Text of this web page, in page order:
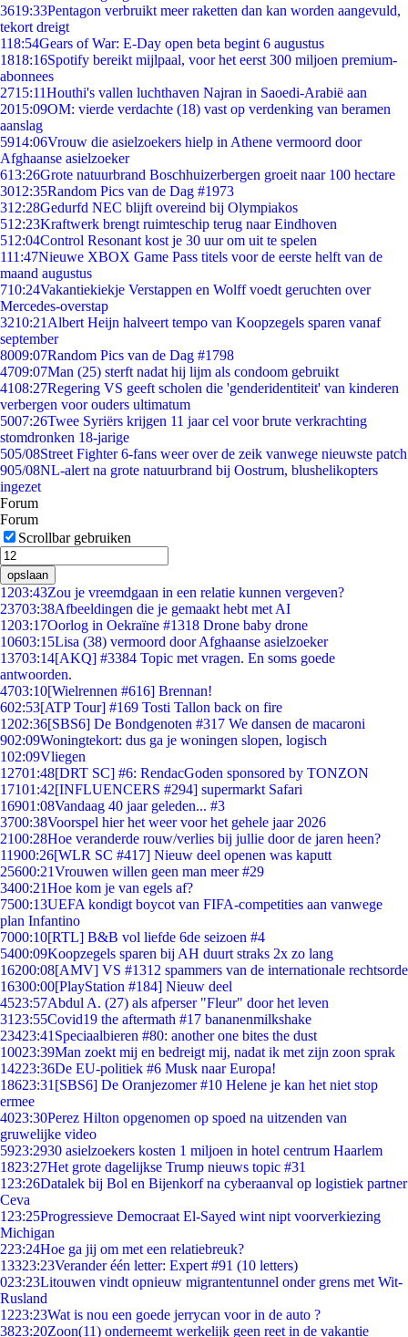
3619:33Pentagon verbruikt meer raketten dan kan worden aangevuld,
tekort dreigt
118:54Gears of War: E-Day open beta begint 6 augustus
1818:16Spotify bereikt mijlpaal, voor het eerst 300 miljoen premium-
abonnees
2715:11Houthi's vallen luchthaven Najran in Saoedi-Arabië aan
2015:09OM: vierde verdachte (18) vast op verdenking van beramen
aanslag
5914:06Vrouw die asielzoekers hielp in Athene vermoord door
Afghaanse asielzoeker
613:26Grote natuurbrand Boschhuizerbergen groeit naar 100 hectare
3012:35Random Pics van de Dag #1973
312:28Gedurfd NEC blijft overeind bij Olympiakos
512:23Kraftwerk brengt ruimteschip terug naar Eindhoven
512:04Control Resonant kost je 30 uur om uit te spelen
111:47Nieuwe XBOX Game Pass titels voor de eerste helft van de
maand augustus
710:24Vakantiekiekje Verstappen en Wolff voedt geruchten over
Mercedes-overstap
3210:21 Albert Heijn halveert tempo van Koopzegels sparen vanaf
september
8009:07Random Pics van de Dag #1798
4709:07Man (25) sterft nadat hij lijm als condoom gebruikt
4108:27Regering VS geeft scholen die 'genderidentiteit' van kinderen
verbergen voor ouders ultimatum
5007:26Twee Syriërs krijgen 11 jaar cel voor brute verkrachting
stomdronken 18-jarige
505/08Street Fighter 6-fans weer over de zeik vanwege nieuwste patch
905/08NL-alert na grote natuurbrand bij Oostrum, blushelikopters
ingezet
Forum
Forum
Scrollbar gebruiken
opslaan
1203:43Zou je vreemdgaan in een relatie kunnen vergeven?
23703:38Afbeeldingen die je gemaakt hebt met AI
1203:17Oorlog in Oekraïne #1318 Drone baby drone
10603:15Lisa (38) vermoord door Afghaanse asielzoeker
13703:14[AKQ] #3384 Topic met vragen. En soms goede
antwoorden.
4703:10[Wielrennen #616] Brennan!
602:53[ATP Tour] #169 Tosti Tallon back on fire
1202:36[SBS6] De Bondgenoten #317 We dansen de macaroni
902:09Woningtekort: dus ga je woningen slopen, logisch
102:09Vliegen
12701:48[DRT SC] #6: RendacGoden sponsored by TONZON
17101:42[INFLUENCERS #294] supermarkt Safari
16901:08Vandaag 40 jaar geleden... #3
3700:38Voorspel hier het weer voor het gehele jaar 2026
2100:28Hoe veranderde rouw/verlies bij jullie door de jaren heen?
11900:26[WLR SC #417] Nieuw deel openen was kaputt
25600:21Vrouwen willen geen man meer #29
3400:21Hoe kom je van egels af?
7500:13UEFA kondigt boycot van FIFA-competities aan vanwege
plan Infantino
7000:10[RTL] B&B vol liefde 6de seizoen #4
5400:09Koopzegels sparen bij AH duurt straks 2x zo lang
16200:08[AMV] VS #1312 spammers van de internationale rechtsorde
16300:00[PlayStation #184] Nieuw deel
4523:57Abdul A. (27) als afperser "Fleur" door het leven
31 23:55Covid19 the aftermath #17 bananenmilkshake
23423:41 Speciaalbieren #80: another one bites the dust
10023:39Man zoekt mij en bedreigt mij, nadat ik met zijn zoon sprak
14223:36De EU-politiek #6 Musk naar Europa!
18623:31 [SBS6] De Oranjezomer #10 Helene je kan het niet stop
ermee
4023:30Perez Hilton opgenomen op spoed na uitzenden van
gruwelijke video
5923:2930 asielzoekers kosten 1 miljoen in hotel centrum Haarlem
1823:27Het grote dagelijkse Trump nieuws topic #31
1 23:26Datalek bij Bol en Bijenkorf na cyberaanval op logistiek partner
Ceva
1 23:25Progressieve Democraat El-Sayed wint nipt voorverkiezing
Michigan
223:24Hoe ga jij om met een relatiebreuk?
13323:23Verander één letter: Expert #91 (10 letters)
023:23Litouwen vindt opnieuw migrantentunnel onder grens met Wit-
Rusland
1223:23Wat is nou een goede jerrycan voor in de auto ?
3823:20Zoon(11) onderneemt werkelijk geen reet in de vakantie